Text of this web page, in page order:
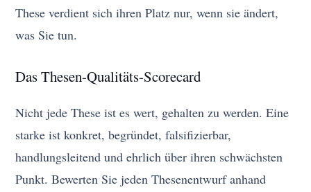
These verdient sich ihren Platz nur, wenn sie ändert,
was Sie tun.
Das Thesen-Qualitäts-Scorecard
Nicht jede These ist es wert, gehalten zu werden. Eine
starke ist konkret, begründet, falsifizierbar,
handlungsleitend und ehrlich über ihren schwächsten
Punkt. Bewerten Sie jeden Thesenentwurf anhand